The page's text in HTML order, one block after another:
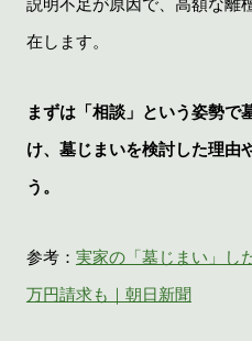
説明不足が原因で、高額な離
在します。
まずは「相談」という姿勢で
け、墓じまいを検討した理由
う。
参考： 実家の「墓じまい」し
万円請求も｜朝日新聞